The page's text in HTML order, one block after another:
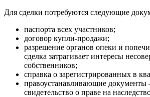
Для сделки потребуются следующие
паспорта всех участников;
договор купли-продажи;
разрешение органов опеки и
сделка затрагивает интересы
собственников;
справка о зарегистрированных в
правоустанавливающие документы
свидетельство о праве на